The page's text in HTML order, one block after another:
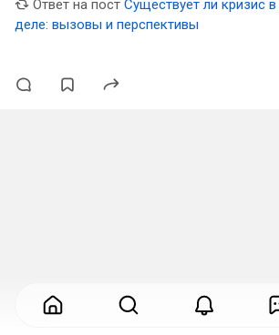
Ответ на пост Существует ли кризис
деле: вызовы и перспективы